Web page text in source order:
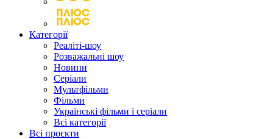
Категорії
Реаліті-шоу
Розважальні шоу
Новини
Серіали
Мультфільми
Фільми
Українські фільми і серіали
Всі категорії
Всі проєкти